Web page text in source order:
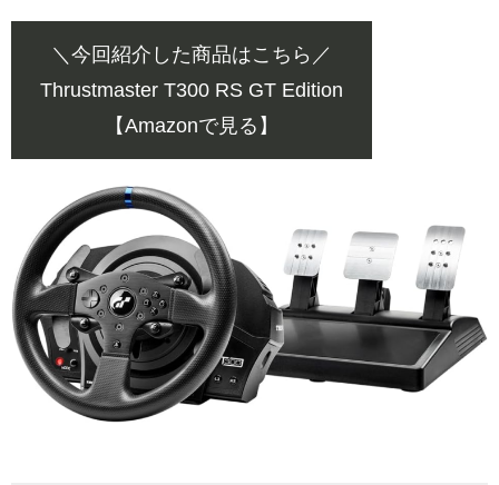
＼今回紹介した商品はこちら／
Thrustmaster T300 RS GT Edition
【Amazonで見る】